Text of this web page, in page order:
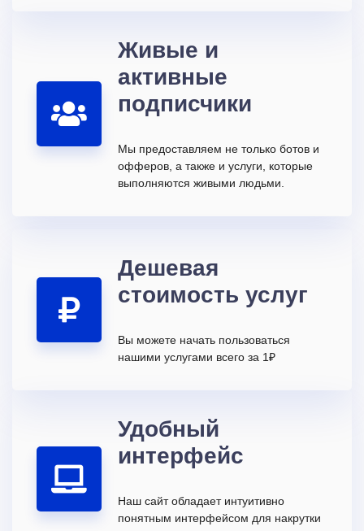
Живые и
активные
подписчики
Мы предоставляем не только ботов и
офферов, а также и услуги, которые
выполняются живыми людьми.
Дешевая
стоимость услуг
Вы можете начать пользоваться
нашими услугами всего за 1₽
Удобный
интерфейс
Наш сайт обладает интуитивно
понятным интерфейсом для накрутки